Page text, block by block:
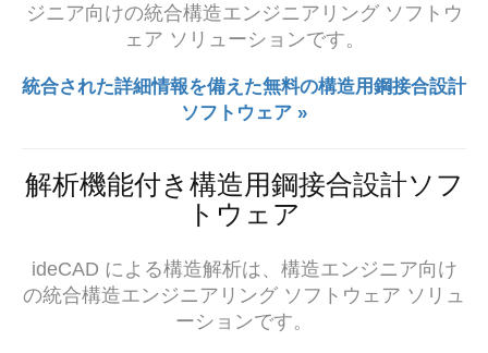
ジニア向けの統合構造エンジニアリング ソフトウ
ェア ソリューションです。
統合された詳細情報を備えた無料の構造用鋼接合設計
ソフトウェア »
解析機能付き構造用鋼接合設計ソフ
トウェア
ideCAD による構造解析は、構造エンジニア向け
の統合構造エンジニアリング ソフトウェア ソリュ
ーションです。